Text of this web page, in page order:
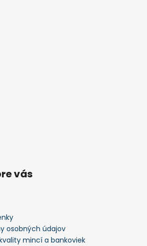
vás
osobných údajov
mincí a bankoviek